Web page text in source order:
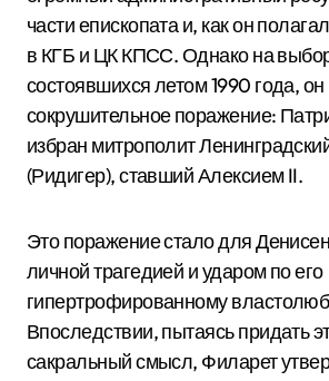
части епископата и, как он
в КГБ и ЦК КПСС. Однако на
состоявшихся летом 1990 года,
сокрушительное поражение:
избран митрополит
(Ридигер), ставший Алексием II.
Это поражение стало для
личной трагедией и ударом по его
гипертрофированному
Впоследствии, пытаясь придать
сакральный смысл, Филарет